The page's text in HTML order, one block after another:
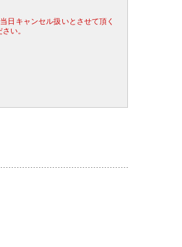
日キャンセル扱いとさせて頂く
い。